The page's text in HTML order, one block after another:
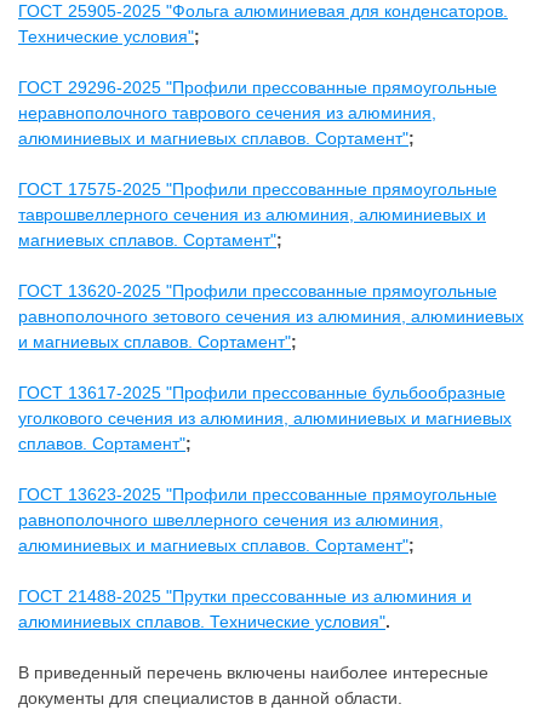
ГОСТ 25905-2025 "Фольга алюминиевая для конденсаторов.
Технические условия";
ГОСТ 29296-2025 "Профили прессованные прямоугольные
неравнополочного таврового сечения из алюминия,
алюминиевых и магниевых сплавов. Сортамент";
ГОСТ 17575-2025 "Профили прессованные прямоугольные
таврошвеллерного сечения из алюминия, алюминиевых и
магниевых сплавов. Сортамент";
ГОСТ 13620-2025 "Профили прессованные прямоугольные
равнополочного зетового сечения из алюминия, алюминиевых
и магниевых сплавов. Сортамент";
ГОСТ 13617-2025 "Профили прессованные бульбообразные
уголкового сечения из алюминия, алюминиевых и магниевых
сплавов. Сортамент";
ГОСТ 13623-2025 "Профили прессованные прямоугольные
равнополочного швеллерного сечения из алюминия,
алюминиевых и магниевых сплавов. Сортамент";
ГОСТ 21488-2025 "Прутки прессованные из алюминия и
алюминиевых сплавов. Технические условия".
В приведенный перечень включены наиболее интересные
документы для специалистов в данной области.